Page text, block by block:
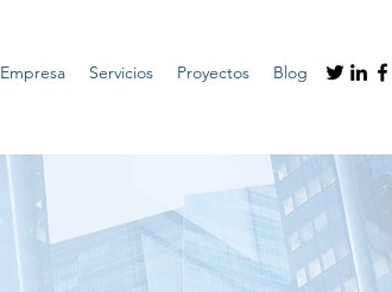
Empresa Servicios Proyectos Blog